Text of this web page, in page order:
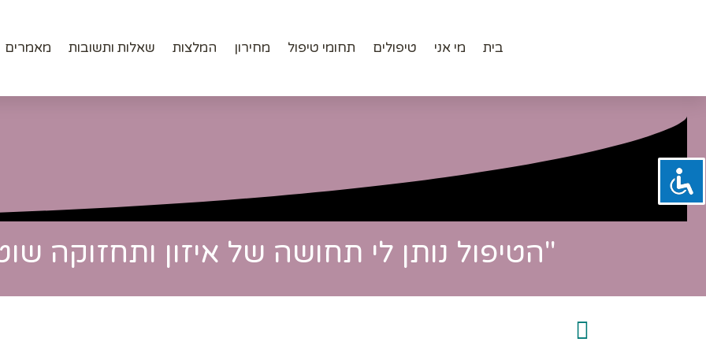
בית מי אני טיפולים תחומי טיפול מחירון המלצות שאלות ותשובות מאמרים
"הטיפול נותן לי תחושה של איזון ותחזוקה